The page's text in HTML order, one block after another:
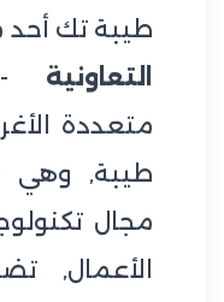
طيبة تك أحد
التعاونية -
متعددة
طيبة,
مجال